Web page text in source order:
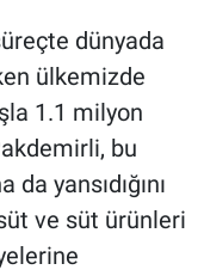
dünyada
ülkemizde
1.1 milyon
bu
yansıdığını
ve süt ürünleri